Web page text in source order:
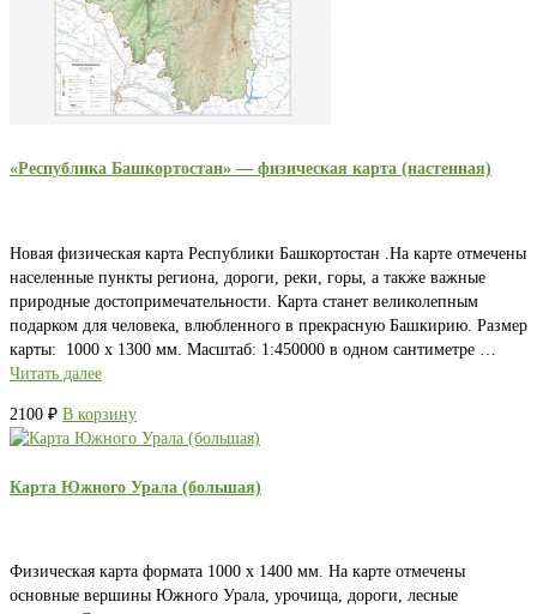
«Республика Башкортостан» — физическая карта (настенная)
Новая физическая карта Республики Башкортостан .На карте отмечены
населенные пункты региона, дороги, реки, горы, а также важные
природные достопримечательности. Карта станет великолепным
подарком для человека, влюбленного в прекрасную Башкирию. Размер
карты: 1000 х 1300 мм. Масштаб: 1:450000 в одном сантиметре …
Читать далее
2100 ₽ В корзину
Карта Южного Урала (большая)
Физическая карта формата 1000 х 1400 мм. На карте отмечены
основные вершины Южного Урала, урочища, дороги, лесные